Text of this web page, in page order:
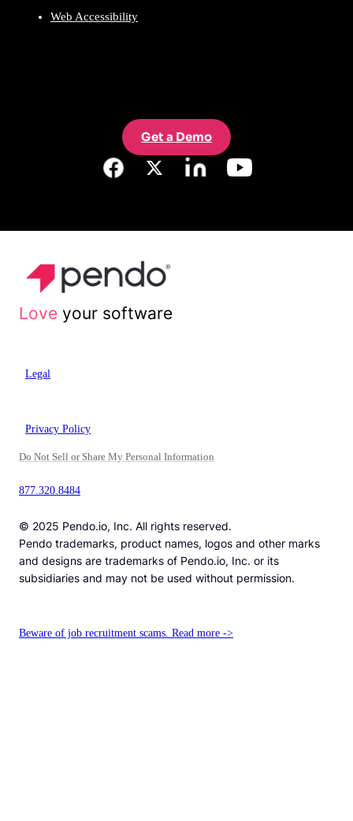
Web Accessibility
Get a Demo
Love your software
Legal
Privacy Policy
Do Not Sell or Share My Personal Information
877.320.8484
© 2025 Pendo.io, Inc. All rights reserved.
Pendo trademarks, product names, logos and other marks
and designs are trademarks of Pendo.io, Inc. or its
subsidiaries and may not be used without permission.
Beware of job recruitment scams. Read more ->